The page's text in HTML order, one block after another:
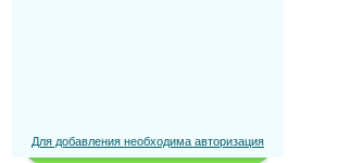
Для добавления необходима авторизация